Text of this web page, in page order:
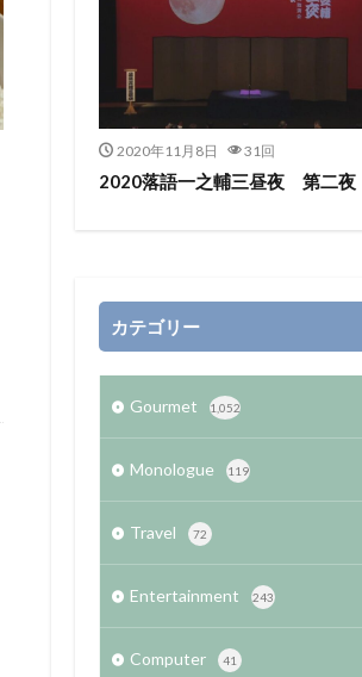
2020年11月8日 31回
2020落語一之輔三昼夜 第二夜
カテゴリー
Gourmet 1,052
Monologue 119
Travel 72
Entertainment 243
Computer 41